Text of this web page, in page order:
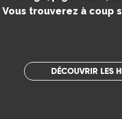
Vous trouverez à coup
DÉCOUVRIR LES